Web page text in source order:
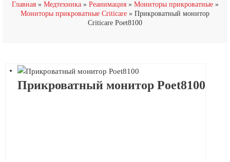
Главная Медтехника Реанимация
Мониторы прикроватные
Мониторы прикроватные Criticare
Прикроватный монитор
Criticare Poet8100
Прикроватный монитор Poet8100